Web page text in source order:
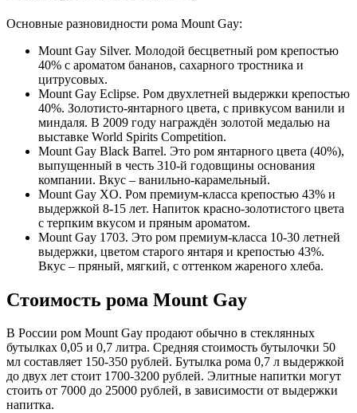
Основные разновидности рома Mount Gay:
Mount Gay Silver. Молодой бесцветный ром крепостью
40% с ароматом бананов, сахарного тростника и
цитрусовых.
Mount Gay Eclipse. Ром двухлетней выдержки крепостью
40%. Золотисто-янтарного цвета, с привкусом ванили и
миндаля. В 2009 году награждён золотой медалью на
выставке World Spirits Competition.
Mount Gay Black Barrel. Это ром янтарного цвета (40%),
выпущенный в честь 310-й годовщины основания
компании. Вкус – ванильно-карамельный.
Mount Gay XO. Ром премиум-класса крепостью 43% и
выдержкой 8-15 лет. Напиток красно-золотистого цвета
с терпким вкусом и пряным ароматом.
Mount Gay 1703. Это ром премиум-класса 10-30 летней
выдержки, цветом старого янтаря и крепостью 43%.
Вкус – пряный, мягкий, с оттенком жареного хлеба.
Стоимость рома Mount Gay
В России ром Mount Gay продают обычно в стеклянных
бутылках 0,05 и 0,7 литра. Средняя стоимость бутылочки 50
мл составляет 150-350 рублей. Бутылка рома 0,7 л выдержкой
до двух лет стоит 1700-3200 рублей. Элитные напитки могут
стоить от 7000 до 25000 рублей, в зависимости от выдержки
напитка.